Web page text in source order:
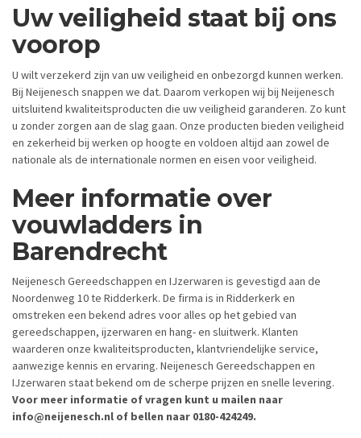
Uw veiligheid staat bij ons
voorop
U wilt verzekerd zijn van uw veiligheid en onbezorgd kunnen werken.
Bij Neijenesch snappen we dat. Daarom verkopen wij bij Neijenesch
uitsluitend kwaliteitsproducten die uw veiligheid garanderen. Zo kunt
u zonder zorgen aan de slag gaan. Onze producten bieden veiligheid
en zekerheid bij werken op hoogte en voldoen altijd aan zowel de
nationale als de internationale normen en eisen voor veiligheid.
Meer informatie over
vouwladders in
Barendrecht
Neijenesch Gereedschappen en IJzerwaren is gevestigd aan de
Noordenweg 10 te Ridderkerk. De firma is in Ridderkerk en
omstreken een bekend adres voor alles op het gebied van
gereedschappen, ijzerwaren en hang- en sluitwerk. Klanten
waarderen onze kwaliteitsproducten, klantvriendelijke service,
aanwezige kennis en ervaring. Neijenesch Gereedschappen en
IJzerwaren staat bekend om de scherpe prijzen en snelle levering.
Voor meer informatie of vragen kunt u mailen naar
info@neijenesch.nl of bellen naar 0180-424249.